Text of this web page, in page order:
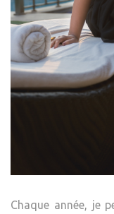
Chaque année, je